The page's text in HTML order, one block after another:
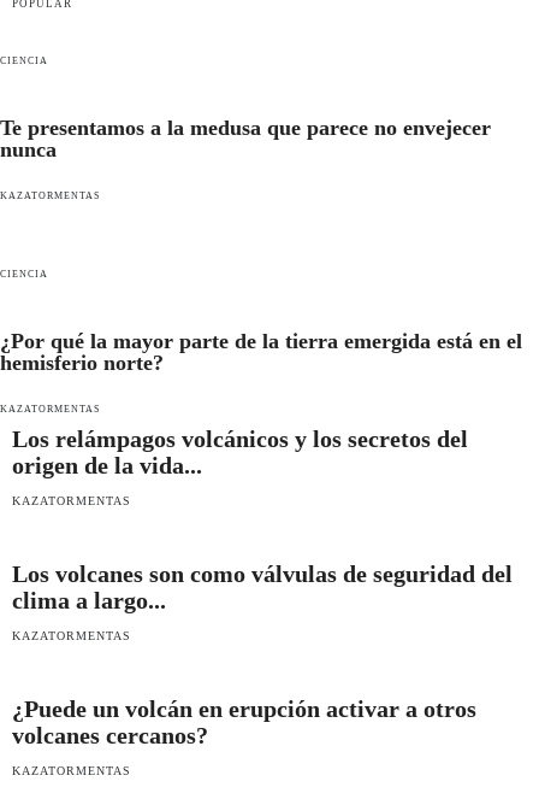
POPULAR
CIENCIA
Te presentamos a la medusa que parece no envejecer
nunca
KAZATORMENTAS
CIENCIA
¿Por qué la mayor parte de la tierra emergida está en el
hemisferio norte?
KAZATORMENTAS
Los relámpagos volcánicos y los secretos del
origen de la vida...
KAZATORMENTAS
Los volcanes son como válvulas de seguridad del
clima a largo...
KAZATORMENTAS
¿Puede un volcán en erupción activar a otros
volcanes cercanos?
KAZATORMENTAS